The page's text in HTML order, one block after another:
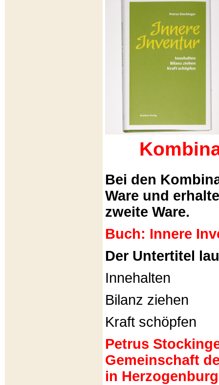
Bei den
Ware und
zweite Ware.
Buch: Innere
Der Untertitel
Innehalten
Bilanz ziehen
Kraft schöpfen
Petrus
Gemeinschaft
in